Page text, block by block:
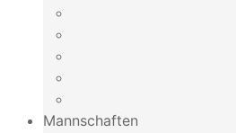
Mannschaften